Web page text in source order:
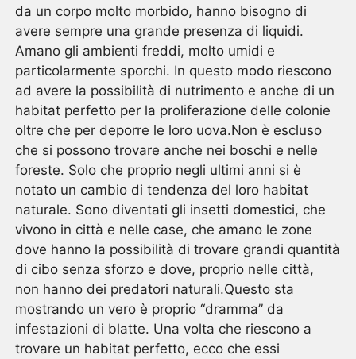
da un corpo molto morbido, hanno bisogno di
avere sempre una grande presenza di liquidi.
Amano gli ambienti freddi, molto umidi e
particolarmente sporchi. In questo modo riescono
ad avere la possibilità di nutrimento e anche di un
habitat perfetto per la proliferazione delle colonie
oltre che per deporre le loro uova.Non è escluso
che si possono trovare anche nei boschi e nelle
foreste. Solo che proprio negli ultimi anni si è
notato un cambio di tendenza del loro habitat
naturale. Sono diventati gli insetti domestici, che
vivono in città e nelle case, che amano le zone
dove hanno la possibilità di trovare grandi quantità
di cibo senza sforzo e dove, proprio nelle città,
non hanno dei predatori naturali.Questo sta
mostrando un vero è proprio “dramma” da
infestazioni di blatte. Una volta che riescono a
trovare un habitat perfetto, ecco che essi